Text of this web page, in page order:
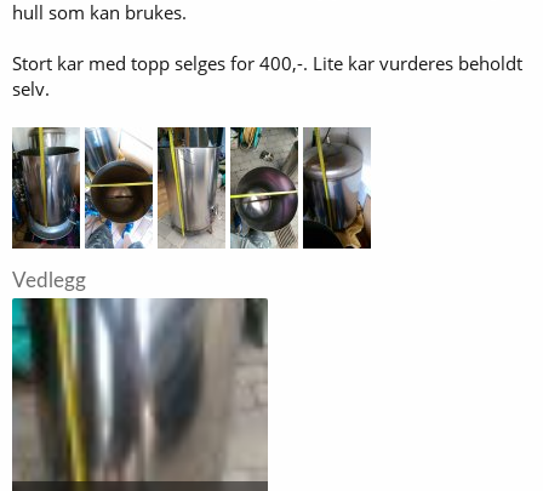
hull som kan brukes.
Stort kar med topp selges for 400,-. Lite kar vurderes beholdt
selv.
Vedlegg